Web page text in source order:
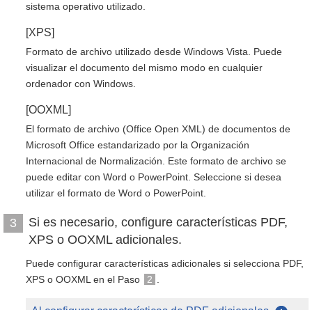
sistema operativo utilizado.
[XPS]
Formato de archivo utilizado desde Windows Vista. Puede
visualizar el documento del mismo modo en cualquier
ordenador con Windows.
[OOXML]
El formato de archivo (Office Open XML) de documentos de
Microsoft Office estandarizado por la Organización
Internacional de Normalización. Este formato de archivo se
puede editar con Word o PowerPoint. Seleccione si desea
utilizar el formato de Word o PowerPoint.
3
Si es necesario, configure características PDF,
XPS o OOXML adicionales.
Puede configurar características adicionales si selecciona PDF,
XPS o OOXML en el Paso
2